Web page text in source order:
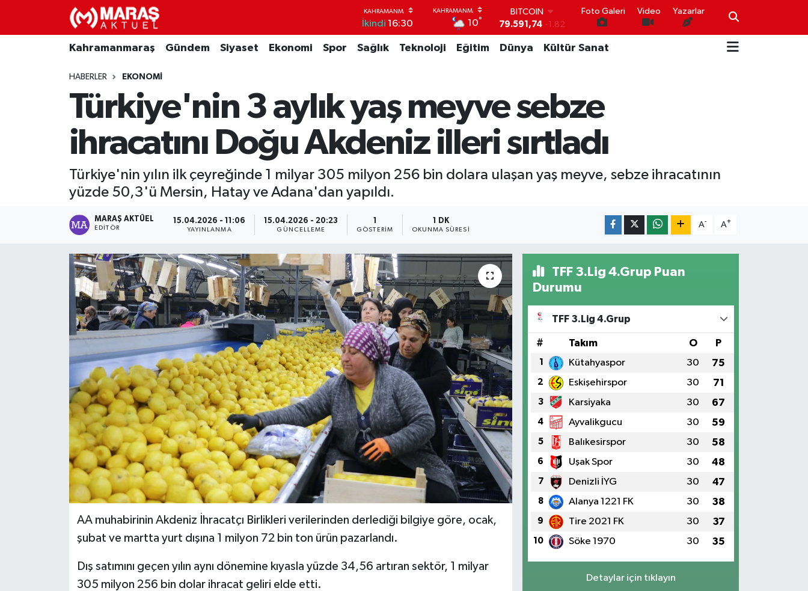
İkindi 16:30 10°
79.591,74
-1.82
DOLAR
45,43620 0.02
EURO
6862,09000
0.19
14.598,00
0
Foto Galeri Video Yazarlar
Kahramanmaraş Gündem Siyaset Ekonomi Spor Sağlık Teknoloji Eğitim Dünya Kültür Sanat
HABERLER EKONOMI
Türkiye'nin 3 aylık yaş meyve sebze
ihracatını Doğu Akdeniz illeri sırtladı
Türkiye'nin yılın ilk çeyreğinde 1 milyar 305 milyon 256 bin dolara ulaşan yaş meyve, sebze ihracatının
yüzde 50,3'ü Mersin, Hatay ve Adana'dan yapıldı.
MARAŞ AKTÜEL
EDITÖR
15.04.2026 - 11:06
YAYINLANMA
15.04.2026 - 20:23
GÜNCELLEME
1
GÖSTERIM
1 DK
OKUNMA SÜRESI
A- A+
AA muhabirinin Akdeniz İhracatçı Birlikleri verilerinden derlediği bilgiye göre, ocak,
şubat ve martta yurt dışına 1 milyon 72 bin ton ürün pazarlandı.
Dış satımını geçen yılın aynı dönemine kıyasla yüzde 34,56 artıran sektör, 1 milyar
305 milyon 256 bin dolar ihracat geliri elde etti.
TFF 3.Lig 4.Grup Puan
Durumu
TFF 3.Lig 4.Grup
# Takım O P
1 Kütahyaspor 30 75
2 Eskişehirspor 30 71
3 Karsiyaka 30 67
4 Ayvalikgucu 30 59
5 Balıkesirspor 30 58
6 Uşak Spor 30 48
7 Denizli İYG 30 47
8 Alanya 1221 FK 30 38
9 Tire 2021 FK 30 37
10 Söke 1970 30 35
Detaylar için tıklayın
Kahramanmaraş
Gündem
Ekonomi
Teknoloji
Kültür Sanat
Nöbetçi Eczaneler
Hava Durumu
Trafik Durumu
TFF 3.Lig 4.Grup Puan Durumu ve Fikstür
Tüm Manşetler
Son Dakika Haberleri
Haber Arşivi